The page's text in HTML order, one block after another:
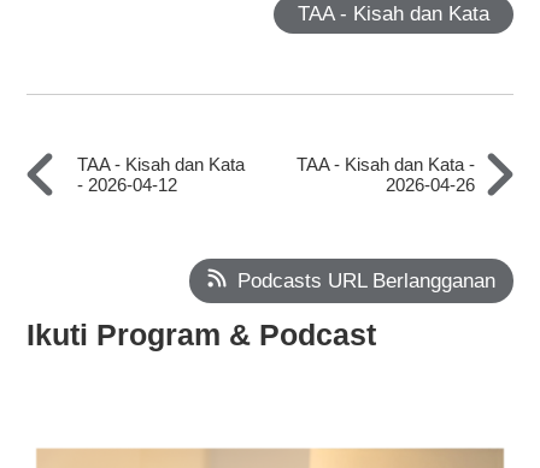
TAA - Kisah dan Kata
TAA - Kisah dan Kata
- 2026-04-12
TAA - Kisah dan Kata -
2026-04-26
Podcasts URL Berlangganan
Ikuti Program & Podcast